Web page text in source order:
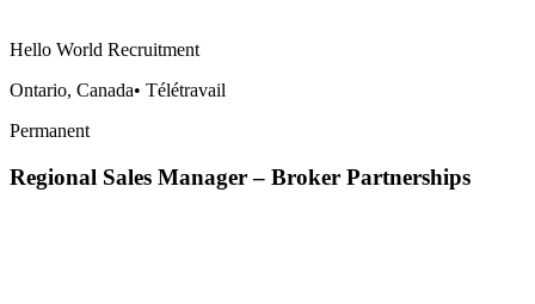
Hello World Recruitment
Ontario, Canada• Télétravail
Permanent
Regional Sales Manager – Broker Partnerships